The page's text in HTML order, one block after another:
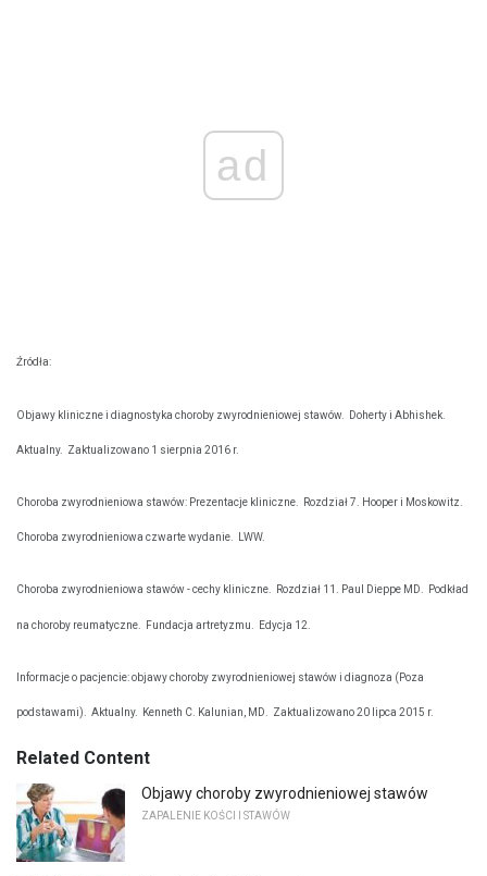
ad
Źródła:
Objawy kliniczne i diagnostyka choroby zwyrodnieniowej stawów. Doherty i Abhishek.
Aktualny. Zaktualizowano 1 sierpnia 2016 r.
Choroba zwyrodnieniowa stawów: Prezentacje kliniczne. Rozdział 7. Hooper i Moskowitz.
Choroba zwyrodnieniowa czwarte wydanie. LWW.
Choroba zwyrodnieniowa stawów - cechy kliniczne. Rozdział 11. Paul Dieppe MD. Podkład
na choroby reumatyczne. Fundacja artretyzmu. Edycja 12.
Informacje o pacjencie: objawy choroby zwyrodnieniowej stawów i diagnoza (Poza
podstawami). Aktualny. Kenneth C. Kalunian, MD. Zaktualizowano 20 lipca 2015 r.
Related Content
Objawy choroby zwyrodnieniowej stawów
ZAPALENIE KOŚCI I STAWÓW